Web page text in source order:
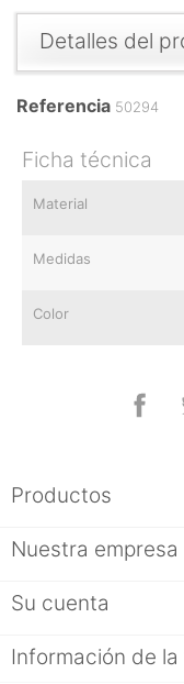
Detalles del
Referencia 50294
Ficha técnica
Material
Medidas
Color
Productos
Nuestra empresa
Su cuenta
Información de la